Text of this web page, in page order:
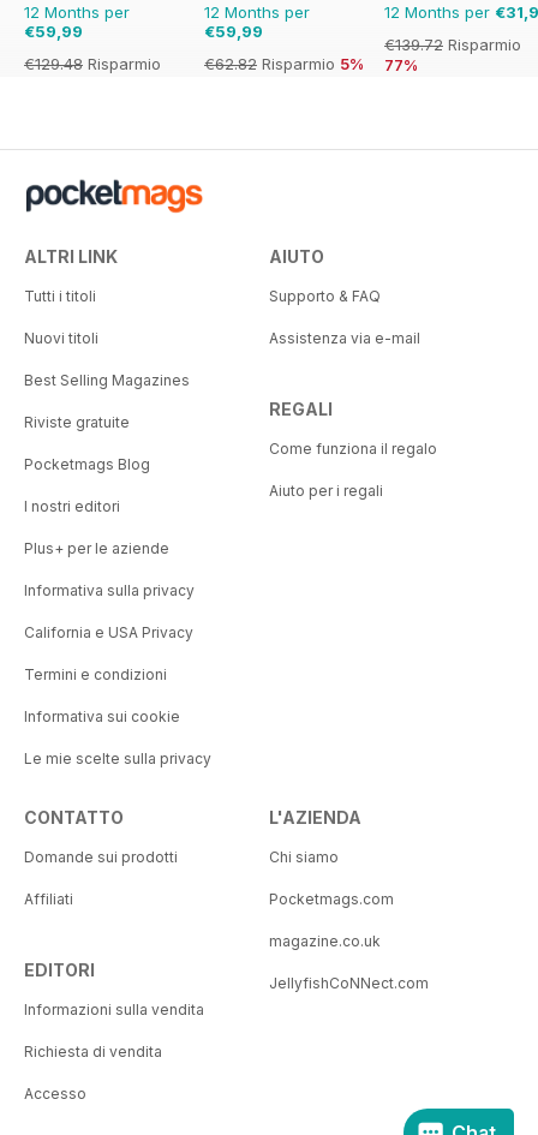
12 Months per
€59,99
€129.48 Risparmio
12 Months per
€59,99
€62.82 Risparmio 5%
12 Months per
€139.72 Risparmio
77%
ALTRI LINK
Tutti i titoli
Nuovi titoli
Best Selling Magazines
Riviste gratuite
Pocketmags Blog
I nostri editori
Plus+ per le aziende
Informativa sulla privacy
California e USA Privacy
Termini e condizioni
Informativa sui cookie
Le mie scelte sulla privacy
AIUTO
Supporto & FAQ
Assistenza via e-mail
REGALI
Come funziona il regalo
Aiuto per i regali
CONTATTO
Domande sui prodotti
Affiliati
EDITORI
Informazioni sulla vendita
Richiesta di vendita
Accesso
L'AZIENDA
Chi siamo
Pocketmags.com
magazine.co.uk
JellyfishCoNNect.com